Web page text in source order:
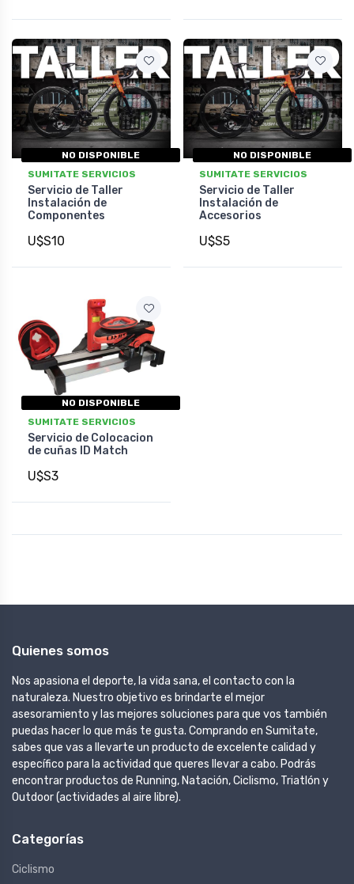
NO DISPONIBLE
SUMITATE SERVICIOS
Servicio de Taller
Instalación de
Componentes
U$S10
NO DISPONIBLE
SUMITATE SERVICIOS
Servicio de Taller
Instalación de
Accesorios
U$S5
NO DISPONIBLE
SUMITATE SERVICIOS
Servicio de Colocacion
de cuñas ID Match
U$S3
Quienes somos
Nos apasiona el deporte, la vida sana, el contacto con la
naturaleza. Nuestro objetivo es brindarte el mejor
asesoramiento y las mejores soluciones para que vos también
puedas hacer lo que más te gusta. Comprando en Sumitate,
sabes que vas a llevarte un producto de excelente calidad y
específico para la actividad que queres llevar a cabo. Podrás
encontrar productos de Running, Natación, Ciclismo, Triatlón y
Outdoor (actividades al aire libre).
Categorías
Ciclismo